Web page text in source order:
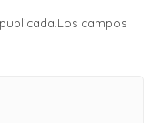
campos